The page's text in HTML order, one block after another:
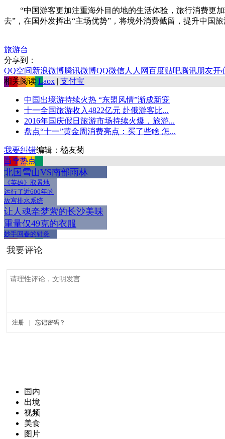
“中国游客更加注重海外目的地的生活体验，旅行消费更加
去”，在国外发挥出“主场优势”，将境外消费截留，提升中国
旅游台
分享到：
QQ空间新浪微博腾讯微博QQ微信人人网百度贴吧腾讯朋友开
相关阅读 Laox | 支付宝
中国出境游持续火热 “东盟风情”渐成新宠
十一全国旅游收入4822亿元 赴俄游客比...
2016年国庆假日旅游市场持续火爆，旅游...
盘点“十一”黄金周消费亮点：买了些啥 怎...
我要纠错编辑：嵇友菊
当季热点
北国雪山VS南部雨林
《英雄》取景地
运行了近600年的
故宫排水系统
让人魂牵梦萦的长沙美味
重量仅49克的衣服
妙手回春的针灸
国内
出境
视频
美食
图片